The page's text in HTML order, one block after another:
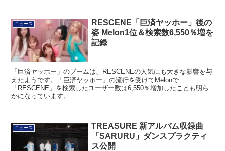
ニュース
RESCENE「巨済ヤッホー」後の
姿 Melon1位＆検索数6,550％増を
記録
「巨済ヤッホー」のブームは、RESCENEの人気にも大きな影響を与
えたようです。「巨済ヤッホー」の流行を受けてMelonで
「RESCENE」を検索したユーザー数は6,550％増加したことも明ら
かになっています。
ニュース
TREASURE 新アルバム収録曲
「SARURU」ダンスプラクティ
ス公開